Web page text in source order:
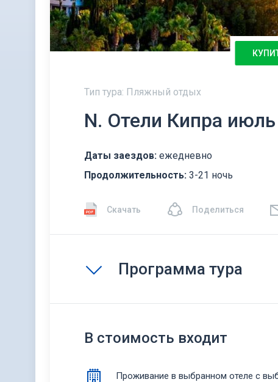
Тип тура: Пляжный отдых
N. Отели Кипра
Даты заездов: ежедневно
Продолжительность: 3-21 ночь
Скачать Поделиться
Программа тура
В стоимость входит
Проживание в выбранном отеле с